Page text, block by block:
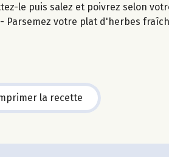
le puis salez et poivrez selon
Parsemez votre plat d'herbes
la recette